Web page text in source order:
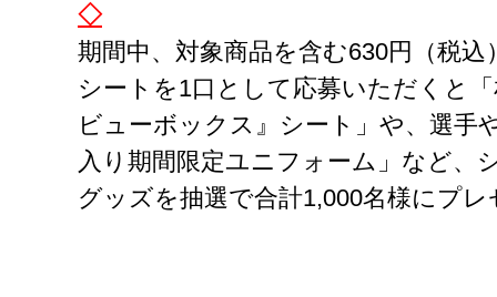
◇
期間中、対象商品を含む630円（税
シートを1口として応募いただくと
ビューボックス』シート」や、選手
入り期間限定ユニフォーム」など、
グッズを抽選で合計1,000名様にプ